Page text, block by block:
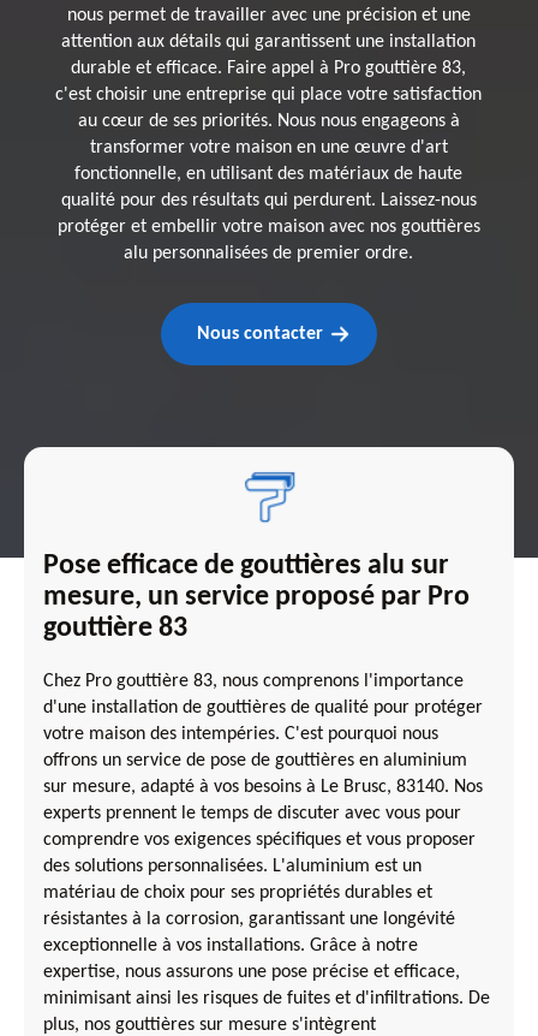
nous permet de travailler avec une précision et une
attention aux détails qui garantissent une installation
durable et efficace. Faire appel à Pro gouttière 83,
c'est choisir une entreprise qui place votre satisfaction
au cœur de ses priorités. Nous nous engageons à
transformer votre maison en une œuvre d'art
fonctionnelle, en utilisant des matériaux de haute
qualité pour des résultats qui perdurent. Laissez-nous
protéger et embellir votre maison avec nos gouttières
alu personnalisées de premier ordre.
Nous contacter
Pose efficace de gouttières alu sur
mesure, un service proposé par Pro
gouttière 83
Chez Pro gouttière 83, nous comprenons l'importance
d'une installation de gouttières de qualité pour protéger
votre maison des intempéries. C'est pourquoi nous
offrons un service de pose de gouttières en aluminium
sur mesure, adapté à vos besoins à Le Brusc, 83140. Nos
experts prennent le temps de discuter avec vous pour
comprendre vos exigences spécifiques et vous proposer
des solutions personnalisées. L'aluminium est un
matériau de choix pour ses propriétés durables et
résistantes à la corrosion, garantissant une longévité
exceptionnelle à vos installations. Grâce à notre
expertise, nous assurons une pose précise et efficace,
minimisant ainsi les risques de fuites et d'infiltrations. De
plus, nos gouttières sur mesure s'intègrent